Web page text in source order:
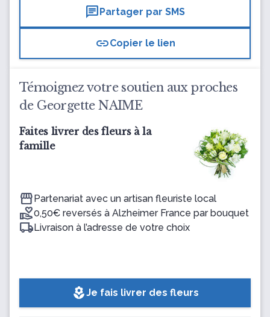
chatPartager par SMS
linkCopier le lien
Témoignez votre soutien aux proches
de Georgette NAIME
Faites livrer des fleurs à la
famille
Partenariat avec un artisan fleuriste local
0,50€ reversés à Alzheimer France par bouquet
Livraison à l’adresse de votre choix
local_floristJe fais livrer des fleurs